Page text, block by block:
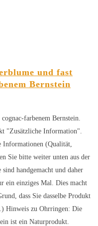
und fast
Bernstein
farbenem Bernstein.
"Zusätzliche Information".
Informationen (Qualität,
Sie bitte weiter unten aus der
handgemacht und daher
ein einziges Mal. Dies macht
dass Sie dasselbe Produkt
Hinweis zu Ohrringen: Die
ist ein Naturprodukt.